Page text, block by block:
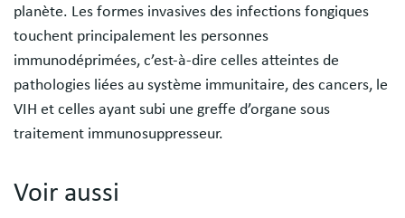
planète. Les formes invasives des infections fongiques
touchent principalement les personnes
immunodéprimées, c’est-à-dire celles atteintes de
pathologies liées au système immunitaire, des cancers, le
VIH et celles ayant subi une greffe d’organe sous
traitement immunosuppresseur.
Voir aussi